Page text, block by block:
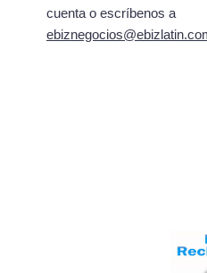
cuenta o escríbenos a